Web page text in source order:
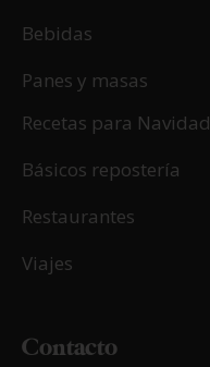
Bebidas
Panes y masas
Recetas para Navidad
Básicos repostería
Restaurantes
Viajes
Contacto